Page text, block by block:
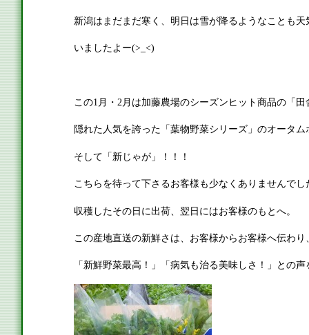
新潟はまだまだ寒く、明日は雪が降るようなことも天
いましたよー(>_<)
この1月・2月は加藤農場のシーズンヒット商品の「
隠れた人気を誇った「葉物野菜シリーズ」のオータム
そして「新じゃが」！！！
こちらを待って下さるお客様も少なくありませんでし
収穫したその日に出荷、翌日にはお客様のもとへ。
この産地直送の新鮮さは、お客様からお客様へ伝わ
「新鮮野菜最高！」「病気も治る美味しさ！」との